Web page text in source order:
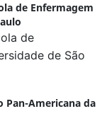
de Enfermagem
de
de São
Pan-Americana da